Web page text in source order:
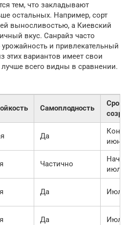
тем, что закладывают
остальных. Например, сорт
выносливостью, а Киевский
вкус. Санрайз часто
и привлекательный
вариантов имеет свои
всего видны в сравнении.
Самоплодность
Срок
Да
Конец
июня
Частично
июля
Да Июль
Да Июль